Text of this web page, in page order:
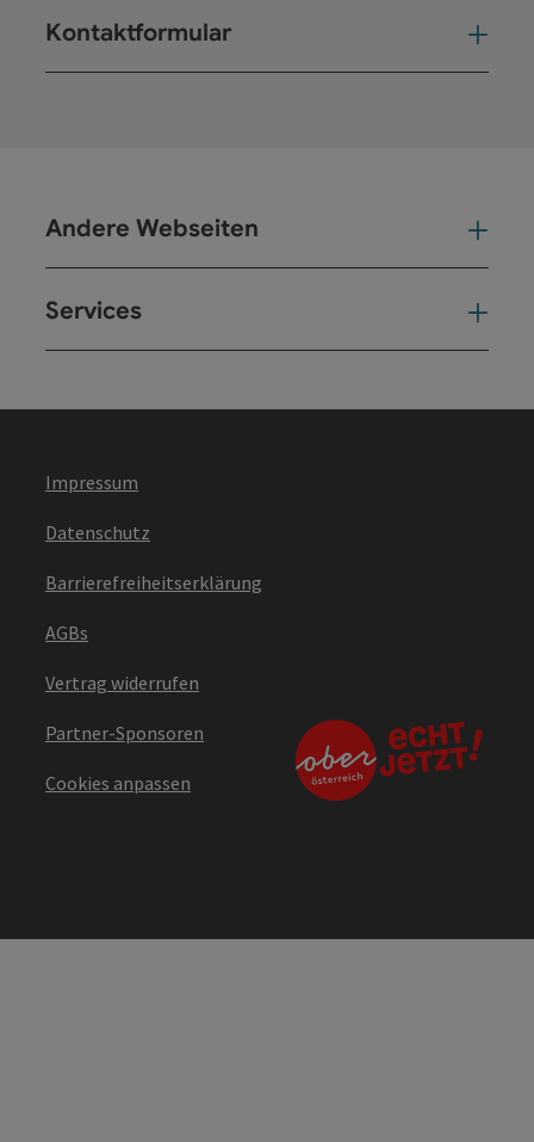
Kontaktformular
Andere Webseiten
Services
Impressum
Datenschutz
Barrierefreiheitserklärung
AGBs
Vertrag widerrufen
Partner-Sponsoren
Cookies anpassen